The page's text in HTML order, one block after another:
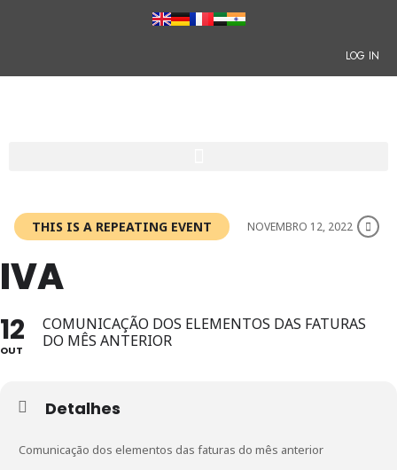
LOG IN
THIS IS A REPEATING EVENT NOVEMBRO 12, 2022
IVA
12
OUT
COMUNICAÇÃO DOS ELEMENTOS DAS FATURAS
DO MÊS ANTERIOR
Detalhes
Comunicação dos elementos das faturas do mês anterior